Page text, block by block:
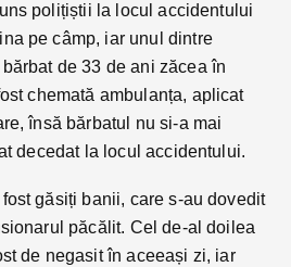
polițiștii la locul accidentului
pe câmp, iar unul dintre
de 33 de ani zăcea în
chemată ambulanța, aplicat
însă bărbatul nu si-a mai
decedat la locul accidentului.
găsiți banii, care s-au dovedit
păcălit. Cel de-al doilea
de negasit în aceeași zi, iar